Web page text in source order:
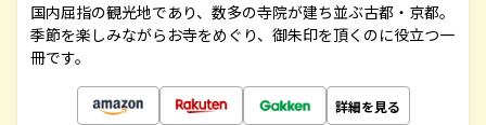
国内屈指の観光地であり、数多の寺院が建ち並ぶ古都・京都。
季節を楽しみながらお寺をめぐり、御朱印を頂くのに役立つ一
冊です。
詳細を見る